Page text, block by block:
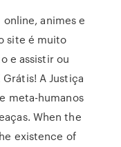
online, animes e
site é muito
e assistir ou
A Justiça
meta-humanos
When the
existence of